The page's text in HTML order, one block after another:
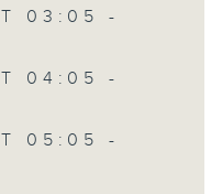
03:05 -
04:05 -
05:05 -